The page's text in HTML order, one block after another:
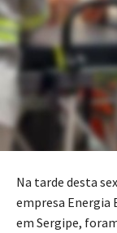
Na tarde desta
empresa Energia
em Sergipe,